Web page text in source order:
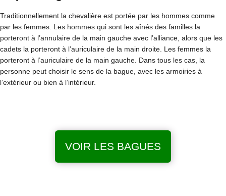
Traditionnellement la chevalière est portée par les hommes comme
par les femmes. Les hommes qui sont les aînés des familles la
porteront à l’annulaire de la main gauche avec l’alliance, alors que les
cadets la porteront à l’auriculaire de la main droite. Les femmes la
porteront à l’auriculaire de la main gauche. Dans tous les cas, la
personne peut choisir le sens de la bague, avec les armoiries à
l’extérieur ou bien à l’intérieur.
VOIR LES BAGUES